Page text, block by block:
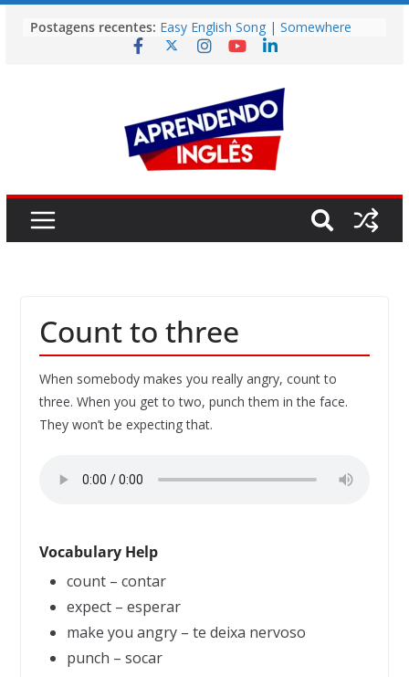
para
Postagens recentes: Easy English Song | Somewhere
Over the Rainbow (Israel
Melody (Alex North)
Vídeo | How I m using NotebookLM
to power up my language learning
Vídeo | Do imaginary friends make
you smarter?
Story | Brasília: The City That Rose
Count to three
When somebody makes you really angry, count to
three. When you get to two, punch them in the face.
They won’t be expecting that.
Vocabulary Help
count – contar
expect – esperar
make you angry – te deixa nervoso
punch – socar